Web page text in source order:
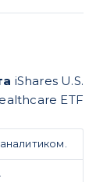
iShares U.S.
ETF